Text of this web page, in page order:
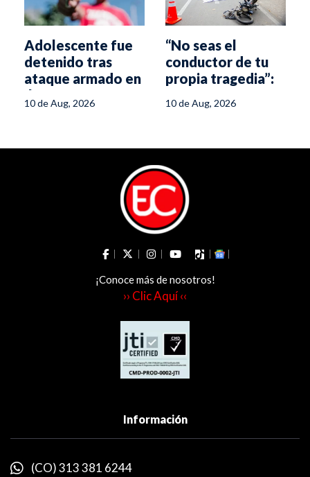
Adolescente fue
detenido tras
ataque armado en
Ibagué
10 de Aug, 2026
“No seas el
conductor de tu
propia tragedia”:
vial en Ibagué
10 de Aug, 2026
¡Conoce más de nosotros!
›› Clic Aquí ‹‹
Información
(CO) 313 381 6244